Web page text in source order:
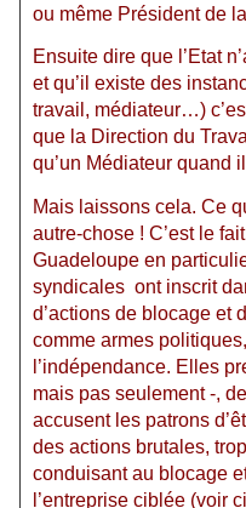
ou même Président de
Ensuite dire que l’Etat
et qu’il existe des
travail, médiateur…)
que la Direction du
qu’un Médiateur quand
Mais laissons cela. Ce
autre-chose ! C’est le
Guadeloupe en
syndicales ont inscrit
d’actions de blocage et
comme armes
l’indépendance. Elles
mais pas seulement -,
accusent les patrons
des actions brutales,
conduisant au blocage
l’entreprise ciblée (voir